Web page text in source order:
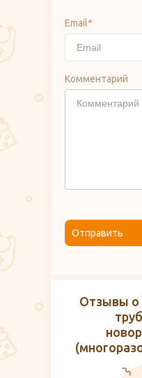
Email*
Комментарий
Отправить
Отзывы о